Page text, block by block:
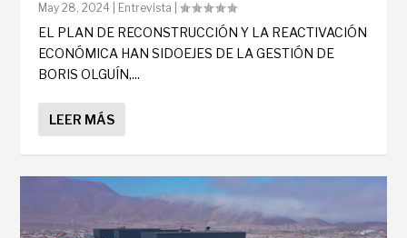
May 28, 2024 Entrevista |
EL PLAN DE RECONSTRUCCIÓN Y LA REACTIVACIÓN
ECONÓMICA HAN SIDOEJES DE LA GESTIÓN DE
BORIS OLGUÍN,...
LEER MÁS